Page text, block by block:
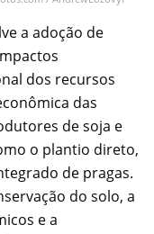
a adoção de
dos recursos
das
de soja e
o plantio direto,
de pragas.
do solo, a
e a